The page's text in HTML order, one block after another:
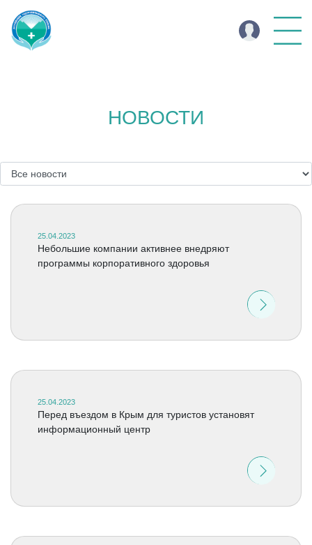
НОВОСТИ
25.04.2023
Небольшие компании активнее внедряют
программы корпоративного здоровья
25.04.2023
Перед въездом в Крым для туристов установят
информационный центр